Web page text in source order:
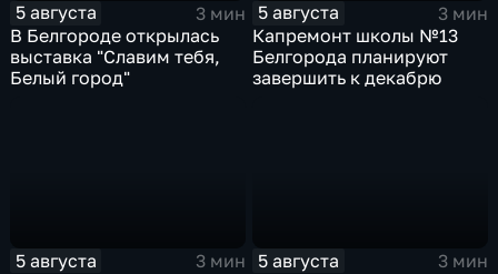
5 августа
3 мин
В Белгороде открылась
выставка "Славим тебя,
Белый город"
5 августа
3 мин
Капремонт школы №13
Белгорода планируют
завершить к декабрю
5 августа
3 мин
5 августа
3 мин